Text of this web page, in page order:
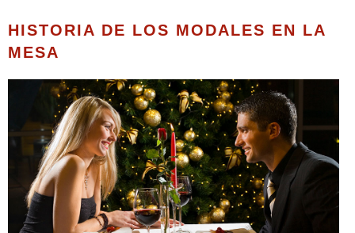
HISTORIA DE LOS MODALES EN LA
MESA